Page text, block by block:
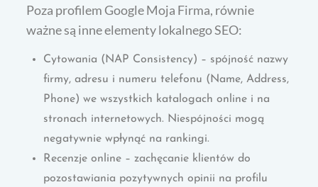
Poza profilem Google Moja Firma, równie
ważne są inne elementy lokalnego SEO:
Cytowania (NAP Consistency) – spójność nazwy
firmy, adresu i numeru telefonu (Name, Address,
Phone) we wszystkich katalogach online i na
stronach internetowych. Niespójności mogą
negatywnie wpłynąć na rankingi.
Recenzje online – zachęcanie klientów do
pozostawiania pozytywnych opinii na profilu